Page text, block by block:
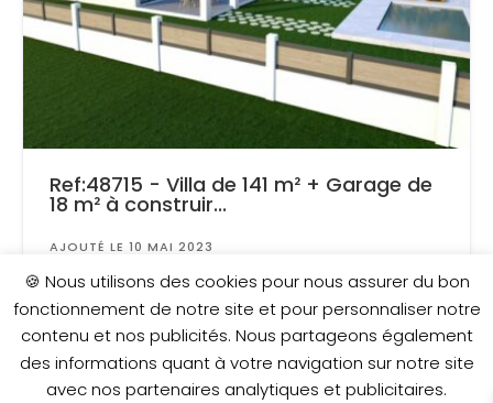
Ref:48715 - Villa de 141 m² + Garage de
18 m² à construir...
AJOUTÉ LE 10 MAI 2023
Surface: 575 m²
327 900 €
🍪 Nous utilisons des cookies pour nous assurer du bon
fonctionnement de notre site et pour personnaliser notre
contenu et nos publicités. Nous partageons également
des informations quant à votre navigation sur notre site
avec nos partenaires analytiques et publicitaires.